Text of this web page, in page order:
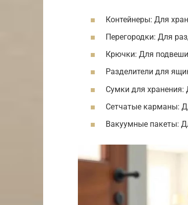
Контейнеры: Для
Перегородки: Для
Крючки: Для
Разделители для
Сумки для хранения:
Сетчатые карманы:
Вакуумные пакеты: